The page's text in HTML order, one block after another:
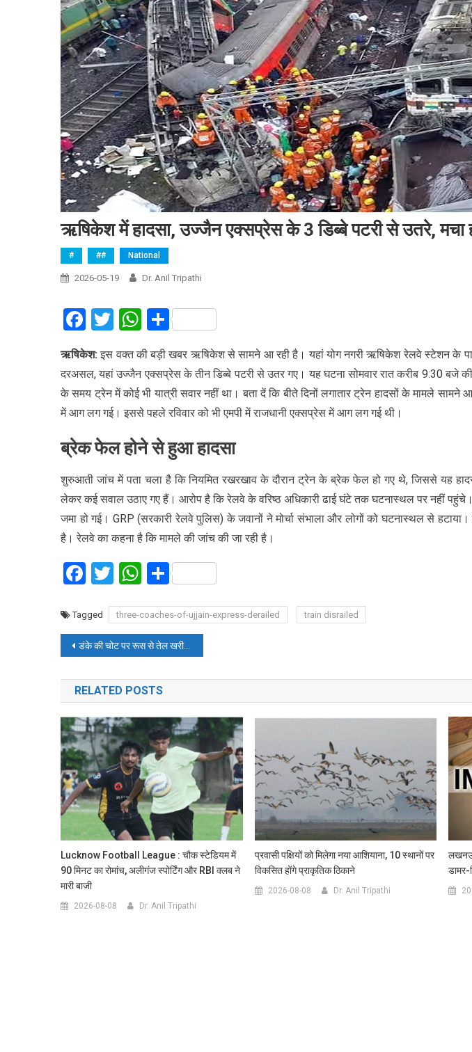
ऋषिकेश में हादसा, उज्जैन एक्सप्रेस के 3 डिब्बे पटरी से उतरे,
# ## National
2026-05-19 Dr. Anil Tripathi
Facebook
TwitterWhatsApp
Share
ऋषिकेश: इस वक्त की बड़ी खबर ऋषिकेश से सामने आ रही है। यहां योग नगरी ऋषिकेश रेलवे स्टेशन के
दरअसल, यहां उज्जैन एक्सप्रेस के तीन डिब्बे पटरी से उतर गए। यह घटना सोमवार रात करीब 9:30 बजे की
के समय ट्रेन में कोई भी यात्री सवार नहीं था। बता दें कि बीते दिनों लगातार ट्रेन हादसों के मामले सामने
में आग लग गई। इससे पहले रविवार को भी एमपी में राजधानी एक्सप्रेस में आग लग गई थी।
ब्रेक फेल होने से हुआ हादसा
शुरुआती जांच में पता चला है कि नियमित रखरखाव के दौरान ट्रेन के ब्रेक फेल हो गए थे, जिससे यह
लेकर कई सवाल उठाए गए हैं। आरोप है कि रेलवे के वरिष्ठ अधिकारी ढाई घंटे तक घटनास्थल पर नहीं पहुंचे।
जमा हो गई। GRP (सरकारी रेलवे पुलिस) के जवानों ने मोर्चा संभाला और लोगों को घटनास्थल से
है। रेलवे का कहना है कि मामले की जांच की जा रही है।
Facebook
TwitterWhatsApp
Share
Tagged three-coaches-of-ujjain-express-derailed train disrailed
Post
navigation
डंके की चोट पर रूस से तेल खरीदेगा भारत! नहीं चलेगी अमेरिका की दादागिरी, सरकार का क्लियर मैसेज
RELATED POSTS
Lucknow Football League : चौक स्टेडियम में
90 मिनट का रोमांच, अलीगंज स्पोर्टिंग और RBI क्लब ने
मारी बाजी
2026-08-08 Dr. Anil Tripathi
प्रवासी पक्षियों को मिलेगा नया आशियाना, 10 स्थानों पर
विकसित होंगे प्राकृतिक ठिकाने
2026-08-08 Dr. Anil Tripathi